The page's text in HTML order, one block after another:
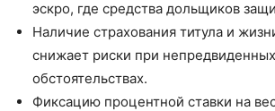
эскро, где средства дольщиков
Наличие страхования титула и
снижает риски при непредвиденных
обстоятельствах.
Фиксацию процентной ставки на